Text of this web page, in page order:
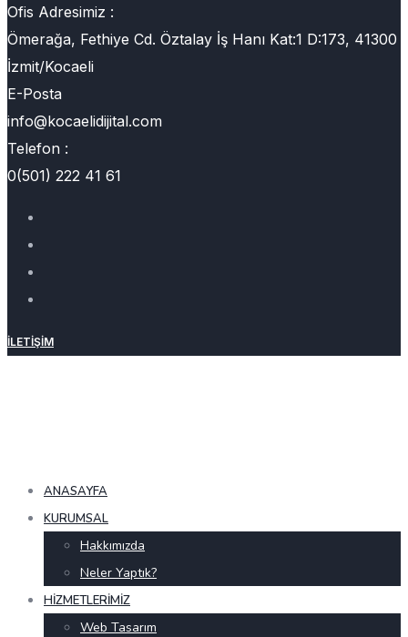
Ofis Adresimiz :
Ömerağa, Fethiye Cd. Öztalay İş Hanı Kat:1 D:173, 41300
İzmit/Kocaeli
E-Posta
info@kocaelidijital.com
Telefon :
0(501) 222 41 61
İLETIŞIM
ANASAYFA
KURUMSAL
Hakkımızda
Neler Yaptık?
HIZMETLERIMIZ
Web Tasarım